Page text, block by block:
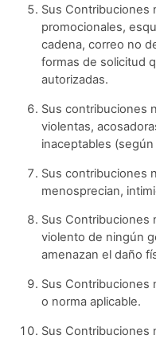
Sus Contribuciones
promocionales,
cadena, correo no
formas de solicitud
autorizadas.
Sus contribuciones
violentas,
inaceptables
Sus contribuciones
menosprecian,
Sus Contribuciones
violento de ningún
amenazan el daño
Sus Contribuciones
o norma aplicable.
Sus Contribuciones